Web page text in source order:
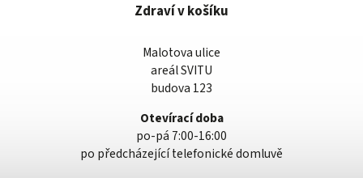
Zdraví v košíku
Malotova ulice
areál SVITU
budova 123
Otevírací doba
po-pá 7:00-16:00
po předcházející telefonické domluvě